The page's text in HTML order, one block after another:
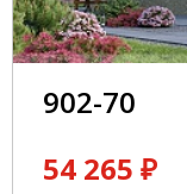
902-70
54 265 ₽